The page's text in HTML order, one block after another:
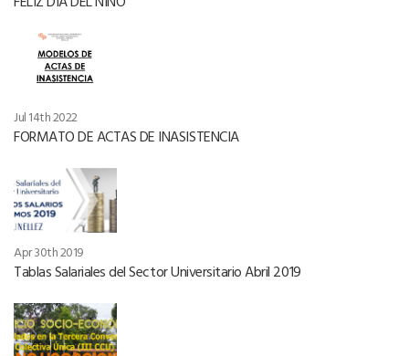
Jul 14th 2022
FORMATO DE ACTAS DE INASISTENCIA
Apr 30th 2019
Tablas Salariales del Sector Universitario Abril 2019